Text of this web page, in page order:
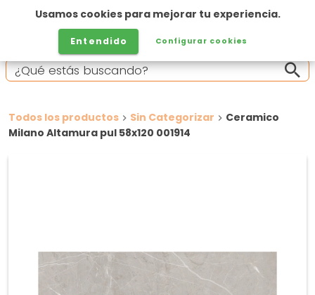
Todos los productos Sin Categorizar
Ceramico
Milano Altamura pul 58x120 001914
Usamos cookies para mejorar tu experiencia.
Entendido Configurar cookies